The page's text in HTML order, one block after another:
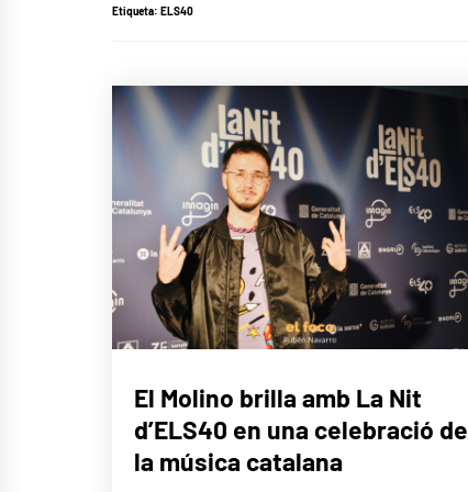
Etiqueta: ELS40
El Molino brilla amb La Nit
d’ELS40 en una celebració de
la música catalana